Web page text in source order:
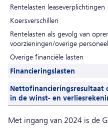
Rentelasten leaseverplichtingen
Koersverschillen
Rentelasten als gevolg van
voorzieningen/overige
Overige financiële lasten
Financieringslasten
Nettofinancieringsresultaat
in de winst- en
Met ingang van 2024 is de